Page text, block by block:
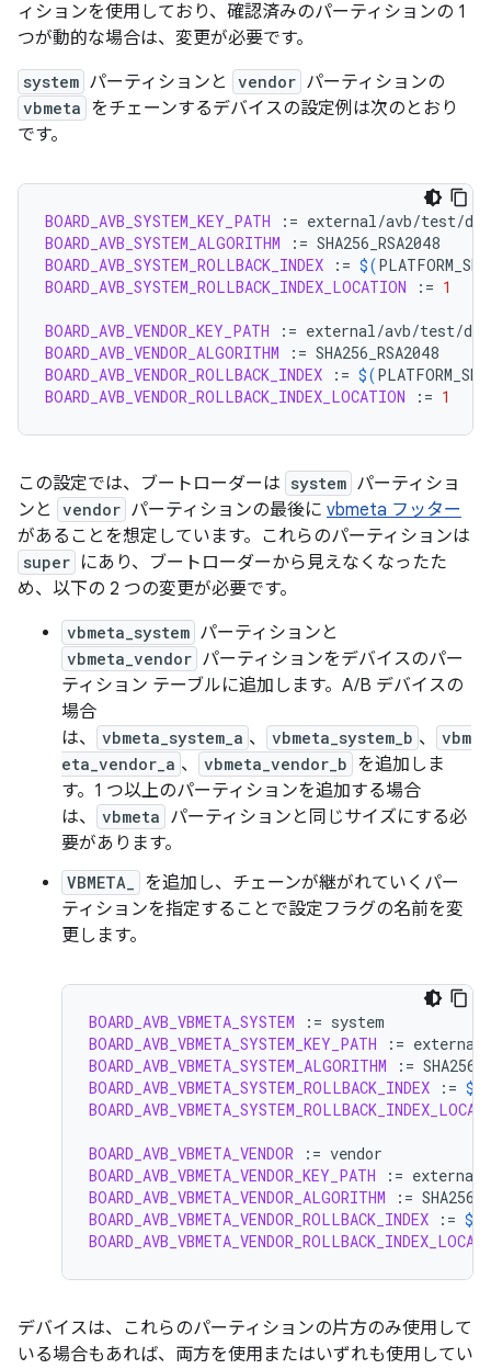
ィションを使用しており、確認済みのパーティションの 1
つが動的な場合は、変更が必要です。
system パーティションと vendor パーティションの
vbmeta をチェーンするデバイスの設定例は次のとおり
です。
BOARD_AVB_SYSTEM_KEY_PATH
:=
BOARD_AVB_SYSTEM_ALGORITHM
:=
BOARD_AVB_SYSTEM_ROLLBACK_INDEX
:= $(
BOARD_AVB_SYSTEM_ROLLBACK_INDEX_LOCATION
:= 1
BOARD_AVB_VENDOR_KEY_PATH
:=
BOARD_AVB_VENDOR_ALGORITHM
:=
BOARD_AVB_VENDOR_ROLLBACK_INDEX
:= $(
BOARD_AVB_VENDOR_ROLLBACK_INDEX_LOCATION
:= 1
この設定では、ブートローダーは system パーティショ
ンと
vendor パーティションの最後に vbmeta フッター
があることを想定しています。これらのパーティションは
super にあり、ブートローダーから見えなくなったた
め、以下の 2 つの変更が必要です。
vbmeta_system パーティションと
vbmeta_vendor パーティションをデバイスのパー
ティション テーブルに追加します。A/B デバイスの
場合
は、
vbmeta_system_a 、 vbmeta_system_b 、
vbm
eta_vendor_a 、 vbmeta_vendor_b を追加しま
す。1 つ以上のパーティションを追加する場合
は、
vbmeta パーティションと同じサイズにする必
要があります。
VBMETA_
を追加し、チェーンが継がれていくパー
ティションを指定することで設定フラグの名前を変
更します。
BOARD_AVB_VBMETA_SYSTEM :=
BOARD_AVB_VBMETA_SYSTEM_KEY_PATH
:=
BOARD_AVB_VBMETA_SYSTEM_ALGORITHM
:=
BOARD_AVB_VBMETA_SYSTEM_ROLLBACK_INDEX
:= $(
BOARD_AVB_VBMETA_VENDOR :=
BOARD_AVB_VBMETA_VENDOR_KEY_PATH
:=
BOARD_AVB_VBMETA_VENDOR_ALGORITHM
:=
BOARD_AVB_VBMETA_VENDOR_ROLLBACK_INDEX
:= $(
デバイスは、これらのパーティションの片方のみ使用して
いる場合もあれば、両方を使用またはいずれも使用してい